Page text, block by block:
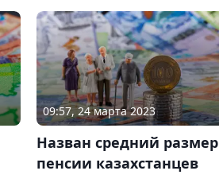
09:57, 24 марта 2023
Назван средний размер
пенсии казахстанцев